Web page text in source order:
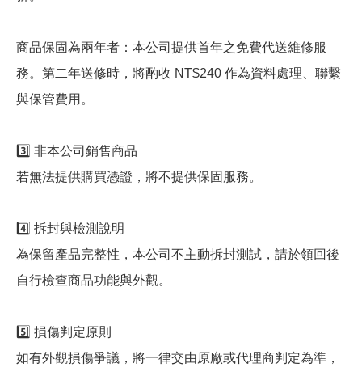
商品保固為兩年者：本公司提供首年之免費代送維修服
務。第二年送修時，將酌收 NT$240 作為資料處理、聯繫
與保管費用。
3️⃣ 非本公司銷售商品
若無法提供購買憑證，將不提供保固服務。
4️⃣ 拆封與檢測說明
為保留產品完整性，本公司不主動拆封測試，請於領回後
自行檢查商品功能與外觀。
5️⃣ 損傷判定原則
如有外觀損傷爭議，將一律交由原廠或代理商判定為準，